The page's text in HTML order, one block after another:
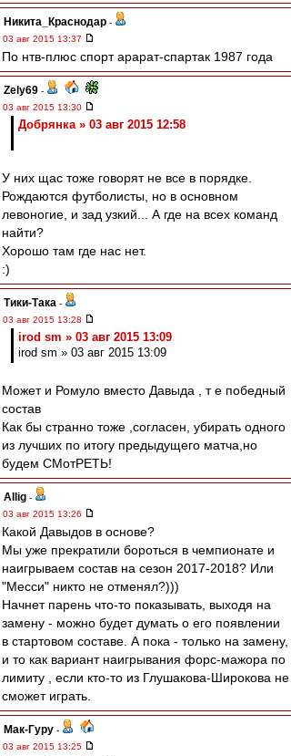
Никита_Краснодар -
03 авг 2015 13:37
По нтв-плюс спорт арарат-спартак 1987 года
Zely69 -
03 авг 2015 13:30
Добрянка » 03 авг 2015 12:58
У них щас тоже говорят не все в порядке.
Рождаются футболисты, но в основном
левоногие, и зад узкий... А где на всех команд
найти?
Хорошо там где нас нет.
:)
Тики-Така -
03 авг 2015 13:28
irod sm » 03 авг 2015 13:09
irod sm » 03 авг 2015 13:09
Может и Ромуло вместо Давыда , т е победный
состав
Как бы странно тоже ,согласен, убирать одного
из лучших по итогу предыдущего матча,но
будем СМотРЕТЬ!
Allig -
03 авг 2015 13:26
Какой Давыдов в основе?
Мы уже прекратили бороться в чемпионате и
наигрываем состав на сезон 2017-2018? Или
"Месси" никто не отменял?)))
Начнет парень что-то показывать, выходя на
замену - можно будет думать о его появлении
в стартовом составе. А пока - только на замену,
и то как вариант наигрывания форс-мажора по
лимиту , если кто-то из Глушакова-Широкова не
сможет играть.
Мак-Гуру -
03 авг 2015 13:25